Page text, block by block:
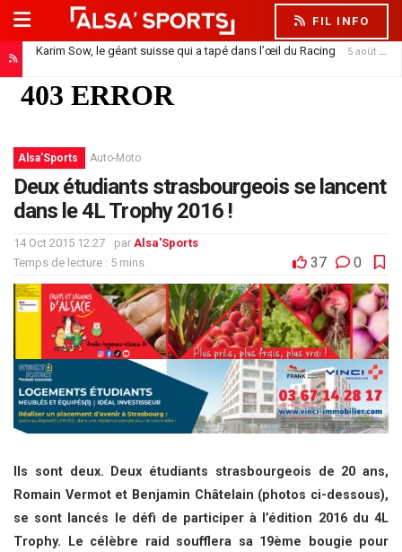
FIL INFO
Karim Sow, le géant suisse qui a tapé dans l’œil du Racing 5 août 2026
Alsa'Sports Auto-Moto
Deux étudiants strasbourgeois se lancent
dans le 4L Trophy 2016 !
14 Oct 2015 12:27 par Alsa'Sports
Temps de lecture : 5 mins
37 0
Ils sont deux. Deux étudiants strasbourgeois de 20 ans,
Romain Vermot et Benjamin Châtelain (photos ci-dessous),
se sont lancés le défi de participer à l’édition 2016 du 4L
Trophy. Le célèbre raid soufflera sa 19ème bougie pour